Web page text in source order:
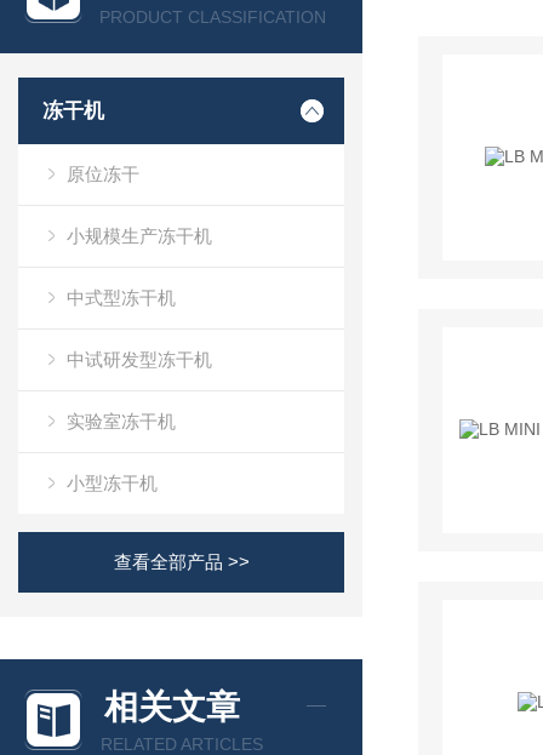
PRODUCT CLASSIFICATION
冻干机
原位冻干
小规模生产冻干机
中式型冻干机
中试研发型冻干机
实验室冻干机
小型冻干机
查看全部产品 >>
相关文章
RELATED ARTICLES